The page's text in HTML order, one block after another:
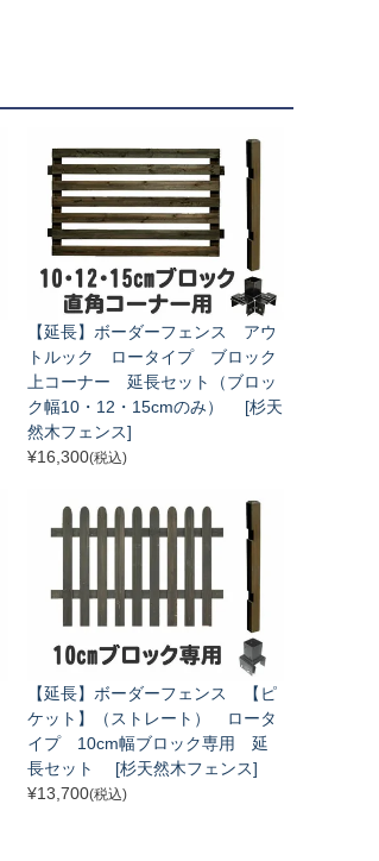
【延長】ボーダーフェンス アウ
トルック ロータイプ ブロック
上コーナー 延長セット（ブロッ
ク幅10・12・15cmのみ） [杉天
然木フェンス]
¥16,300(税込)
【延長】ボーダーフェンス 【ピ
ケット】（ストレート） ロータ
イプ 10cm幅ブロック専用 延
長セット [杉天然木フェンス]
¥13,700(税込)